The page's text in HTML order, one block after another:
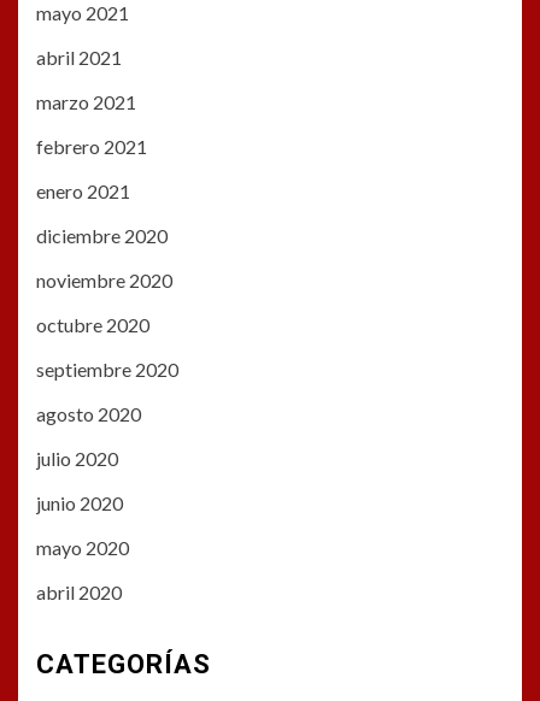
mayo 2021
abril 2021
marzo 2021
febrero 2021
enero 2021
diciembre 2020
noviembre 2020
octubre 2020
septiembre 2020
agosto 2020
julio 2020
junio 2020
mayo 2020
abril 2020
CATEGORÍAS